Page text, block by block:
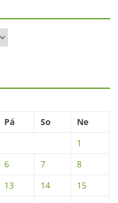
Pá So
Ne
1
6 7
8
13 14
15